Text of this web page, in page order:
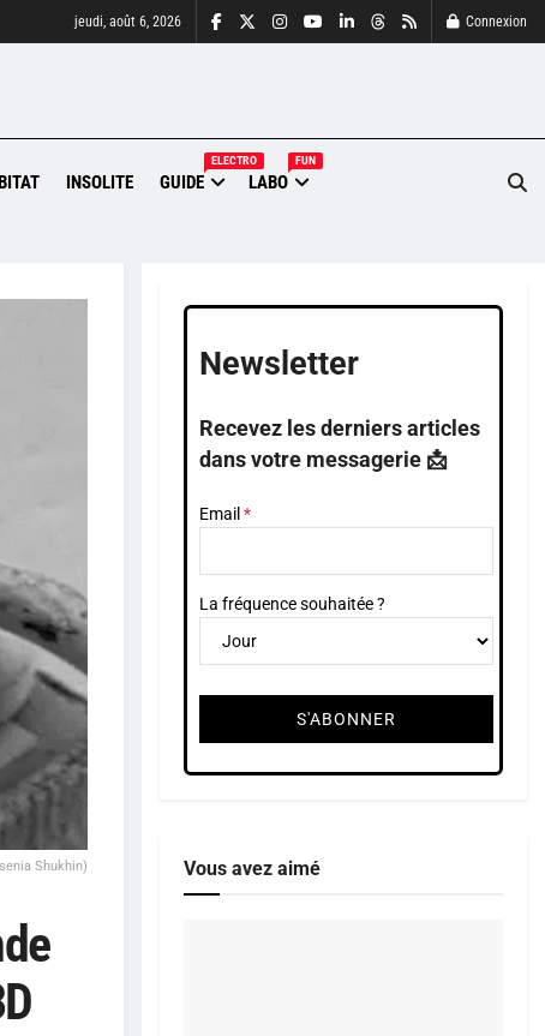
jeudi, août 6, 2026 Connexion
INSOLITE GUIDE
ELECTRO
LABO
FUN
Shukhin)
Newsletter
Recevez les derniers articles
dans votre messagerie 📩
Email
La fréquence souhaitée ?
Vous avez aimé